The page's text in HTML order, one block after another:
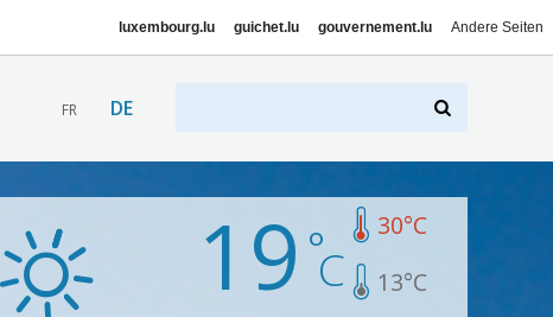
luxembourg.lu guichet.lu gouvernement.lu Andere Seiten
FR DE
19 30°C
13°C